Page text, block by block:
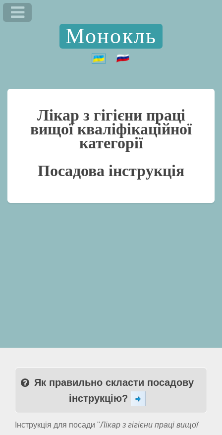
Монокль
Лікар з гігієни праці
вищої кваліфікаційної
категорії
Посадова інструкція
Як правильно скласти посадову
інструкцію?
Інструкція для посади "Лікар з гігієни праці вищої